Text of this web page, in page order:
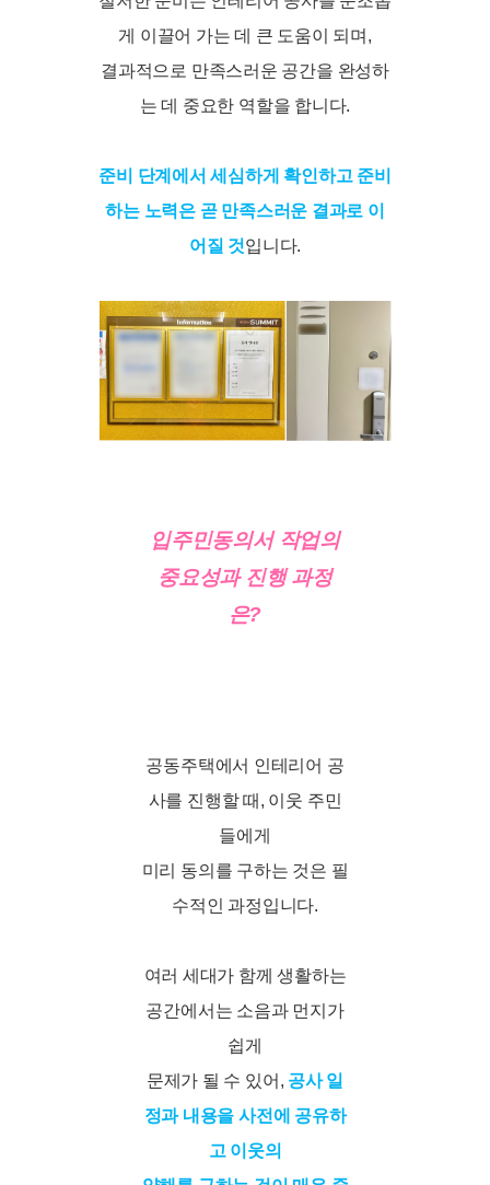
게 이끌어 가는 데 큰 도움이 되며,
결과적으로 만족스러운 공간을 완성하
는 데 중요한 역할을 합니다.
준비 단계에서 세심하게 확인하고 준비
하는 노력은 곧 만족스러운 결과로 이
어질 것입니다.
입주민동의서 작업의
중요성과 진행 과정
은?
공동주택에서 인테리어 공
사를 진행할 때, 이웃 주민
들에게
미리 동의를 구하는 것은 필
수적인 과정입니다.
여러 세대가 함께 생활하는
공간에서는 소음과 먼지가
쉽게
문제가 될 수 있어, 공사 일
정과 내용을 사전에 공유하
고 이웃의